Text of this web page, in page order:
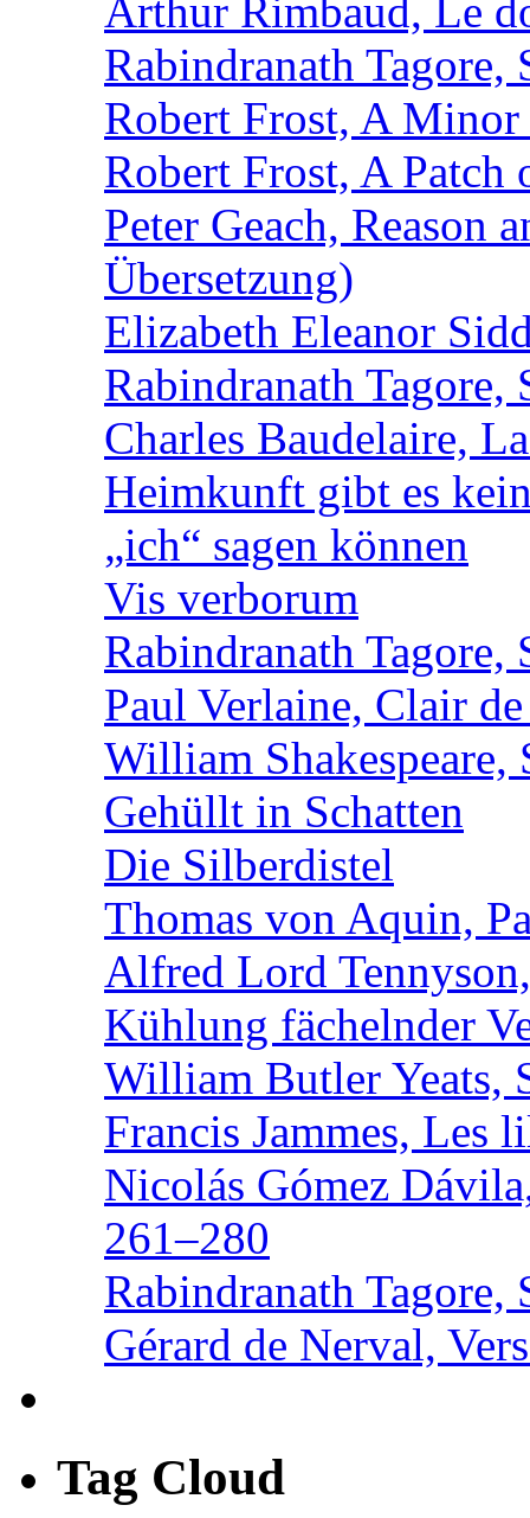
Arthur Rimbaud, Le
Rabindranath
Robert Frost, A
Robert Frost, A Patch
Peter Geach, Reason
Übersetzung)
Elizabeth Eleanor
Rabindranath
Charles Baudelaire,
Heimkunft gibt es
„ich“ sagen können
Vis verborum
Rabindranath
Paul Verlaine, Clair
William Shakespeare,
Gehüllt in Schatten
Die Silberdistel
Thomas von Aquin,
Alfred Lord
Kühlung fächelnder
William Butler Yeats,
Francis Jammes, Les
Nicolás Gómez
261–280
Rabindranath
Gérard de Nerval,
Tag Cloud